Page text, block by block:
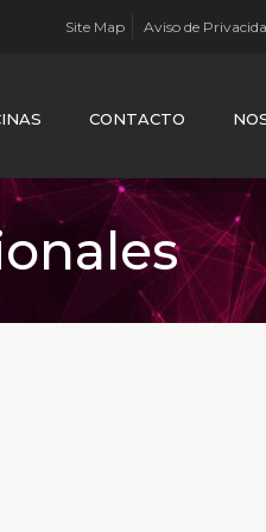
Site Map Aviso de
CONTACTO